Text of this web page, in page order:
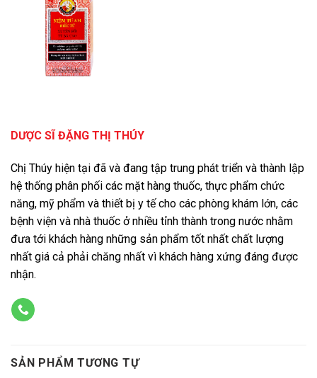
DƯỢC SĨ ĐẶNG THỊ THÚY
Chị Thúy hiện tại đã và đang tập trung phát triển và thành lập
hệ thống phân phối các mặt hàng thuốc, thực phẩm chức
năng, mỹ phẩm và thiết bị y tế cho các phòng khám lớn, các
bệnh viện và nhà thuốc ở nhiều tỉnh thành trong nước nhằm
đưa tới khách hàng những sản phẩm tốt nhất chất lượng
nhất giá cả phải chăng nhất vì khách hàng xứng đáng được
nhận.
SẢN PHẨM TƯƠNG TỰ